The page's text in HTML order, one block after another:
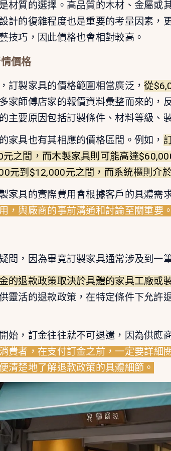
材質的選擇。高品質的木材、金屬或
計的復雜程度也是重要的考量因素，
技巧，因此價格也會相對較高。
價格
訂製家具的價格範圍相當廣泛，從
家師傅店家的報價資料彙整而來的，
主要原因包括訂製條件、材料等級、
家具也有其相應的價格區間。例如，
之間，而木製家具則可能高達
元到$12,000元之間，而系統櫃則介
家具的實際費用會根據客戶的具體需
，與廠商的事前溝通和討論至關重要。
問，因為畢竟訂製家具通常涉及到一
的退款政策取決於具體的家具工廠或
靈活的退款政策，在特定條件下允許
始，訂金往往就不可退還，因為供應
費者，在支付訂金之前，一定要詳細
清楚地了解退款政策的具體細節。